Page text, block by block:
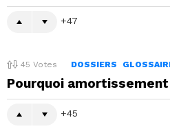
47
45 Votes DOSSIERS
Pourquoi
45